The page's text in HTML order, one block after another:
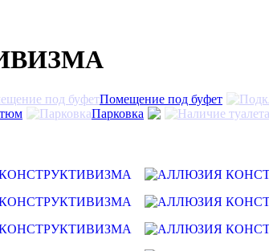
Помещение под буфет
Парковка